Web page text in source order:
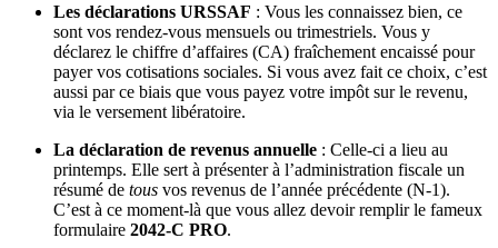
Les déclarations URSSAF : Vous les connaissez bien, ce
sont vos rendez-vous mensuels ou trimestriels. Vous y
déclarez le chiffre d’affaires (CA) fraîchement encaissé pour
payer vos cotisations sociales. Si vous avez fait ce choix, c’est
aussi par ce biais que vous payez votre impôt sur le revenu,
via le versement libératoire.
La déclaration de revenus annuelle : Celle-ci a lieu au
printemps. Elle sert à présenter à l’administration fiscale un
résumé de tous vos revenus de l’année précédente (N-1).
C’est à ce moment-là que vous allez devoir remplir le fameux
formulaire 2042-C PRO.